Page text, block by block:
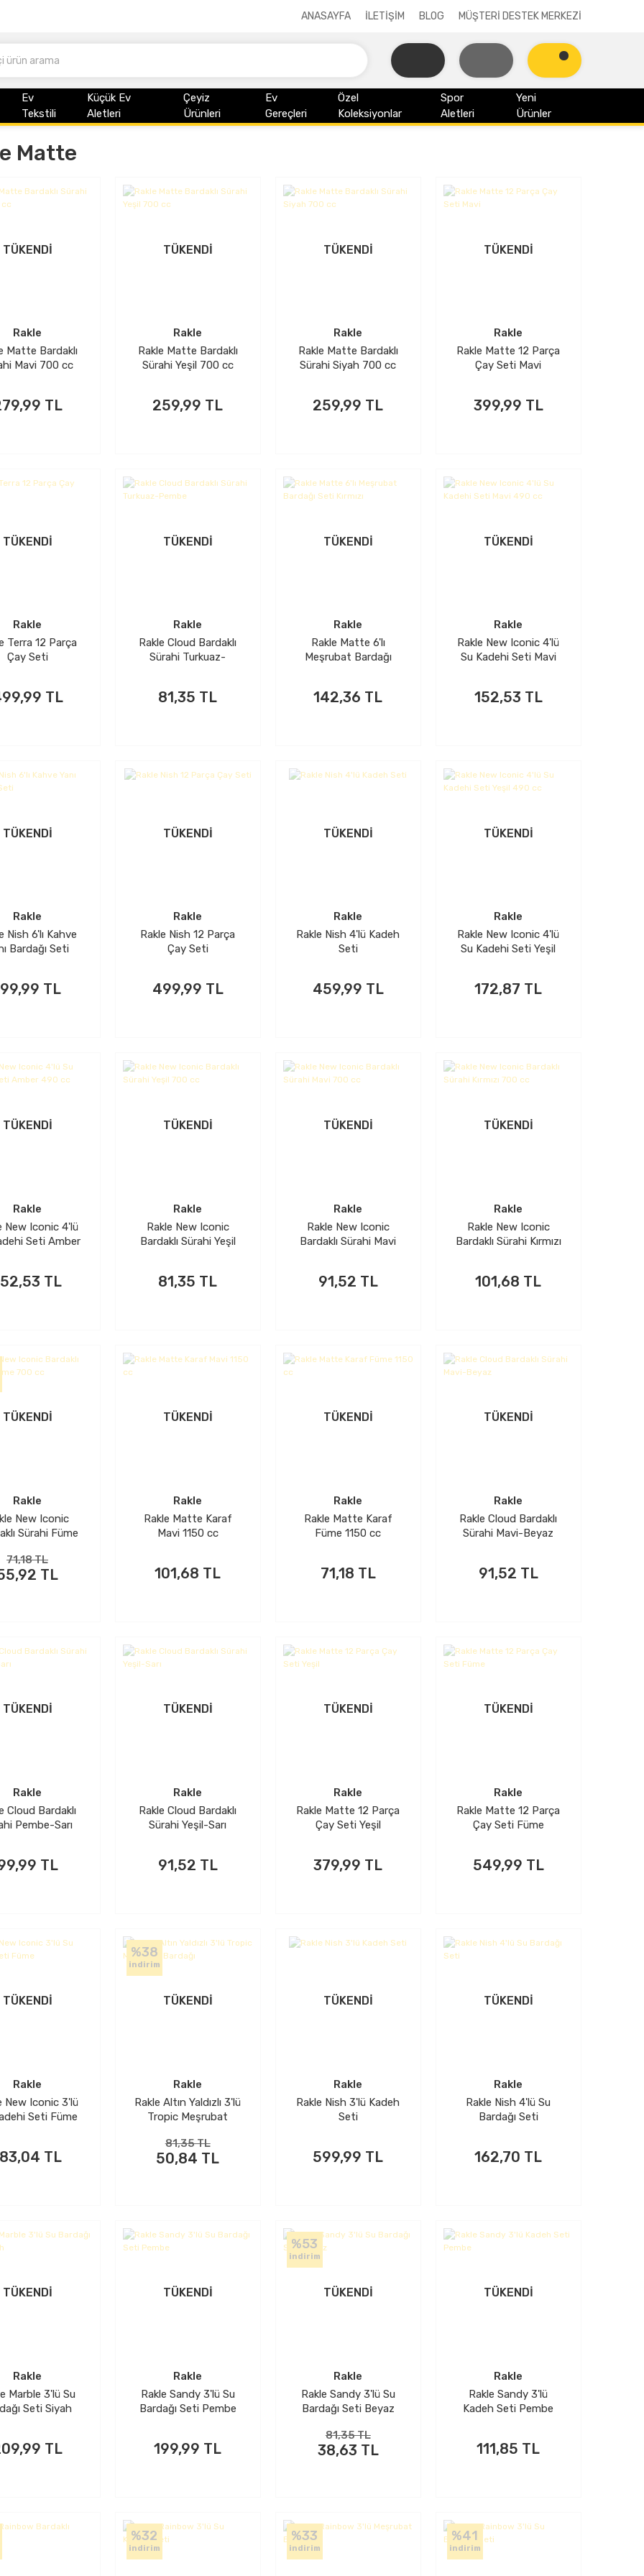
ANASAYFA İLETİŞİM BLOG MÜŞTERİ DESTEK MERKEZİ
Ev
Tekstili
Küçük Ev
Aletleri
Çeyiz
Ürünleri
Ev
Gereçleri
Özel
Koleksiyonlar
Spor
Aletleri
Yeni
Ürünler
Matte
TÜKENDİ
Rakle
Matte Bardaklı
Mavi 700 cc
TL
TÜKENDİ
Rakle
Rakle Matte Bardaklı
Sürahi Yeşil 700 cc
259,99 TL
TÜKENDİ
Rakle
Rakle Matte Bardaklı
Sürahi Siyah 700 cc
259,99 TL
TÜKENDİ
Rakle
Rakle Matte 12 Parça
Çay Seti Mavi
399,99 TL
TÜKENDİ
Rakle
Terra 12 Parça
Çay Seti
TL
TÜKENDİ
Rakle
Rakle Cloud Bardaklı
Sürahi Turkuaz-
81,35 TL
TÜKENDİ
Rakle
Rakle Matte 6'lı
Meşrubat Bardağı
142,36 TL
TÜKENDİ
Rakle
Rakle New Iconic 4'lü
Su Kadehi Seti Mavi
152,53 TL
TÜKENDİ
Rakle
Nish 6'lı Kahve
Bardağı Seti
TL
TÜKENDİ
Rakle
Rakle Nish 12 Parça
Çay Seti
499,99 TL
TÜKENDİ
Rakle
Rakle Nish 4'lü Kadeh
Seti
459,99 TL
TÜKENDİ
Rakle
Rakle New Iconic 4'lü
Su Kadehi Seti Yeşil
172,87 TL
TÜKENDİ
Rakle
New Iconic 4'lü
Seti Amber
TL
TÜKENDİ
Rakle
Rakle New Iconic
Bardaklı Sürahi Yeşil
81,35 TL
TÜKENDİ
Rakle
Rakle New Iconic
Bardaklı Sürahi Mavi
91,52 TL
TÜKENDİ
Rakle
Rakle New Iconic
Bardaklı Sürahi Kırmızı
101,68 TL
TÜKENDİ
Rakle
New Iconic
Sürahi Füme
71,18 TL
TL
TÜKENDİ
Rakle
Rakle Matte Karaf
Mavi 1150 cc
101,68 TL
TÜKENDİ
Rakle
Rakle Matte Karaf
Füme 1150 cc
71,18 TL
TÜKENDİ
Rakle
Rakle Cloud Bardaklı
Sürahi Mavi-Beyaz
91,52 TL
TÜKENDİ
Rakle
Cloud Bardaklı
Pembe-Sarı
TL
TÜKENDİ
Rakle
Rakle Cloud Bardaklı
Sürahi Yeşil-Sarı
91,52 TL
TÜKENDİ
Rakle
Rakle Matte 12 Parça
Çay Seti Yeşil
379,99 TL
TÜKENDİ
Rakle
Rakle Matte 12 Parça
Çay Seti Füme
549,99 TL
TÜKENDİ
Rakle
New Iconic 3'lü
Seti Füme
TL
%38
indirim
TÜKENDİ
Rakle
Rakle Altın Yaldızlı 3'lü
Tropic Meşrubat
81,35 TL
50,84 TL
TÜKENDİ
Rakle
Rakle Nish 3'lü Kadeh
Seti
599,99 TL
TÜKENDİ
Rakle
Rakle Nish 4'lü Su
Bardağı Seti
162,70 TL
TÜKENDİ
Rakle
Marble 3'lü Su
Seti Siyah
TL
TÜKENDİ
Rakle
Rakle Sandy 3'lü Su
Bardağı Seti Pembe
199,99 TL
%53
indirim
TÜKENDİ
Rakle
Rakle Sandy 3'lü Su
Bardağı Seti Beyaz
81,35 TL
38,63 TL
TÜKENDİ
Rakle
Rakle Sandy 3'lü
Kadeh Seti Pembe
111,85 TL
%32
indirim
%33
indirim
%41
indirim